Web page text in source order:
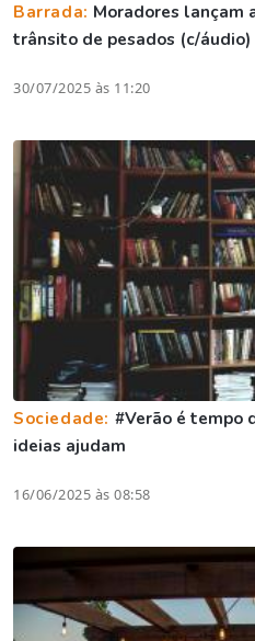
Barrada: Moradores lançam
trânsito de pesados (c/áudio)
30/07/2025 às 11:20
Sociedade: #Verão é tempo
ideias ajudam
16/06/2025 às 08:58